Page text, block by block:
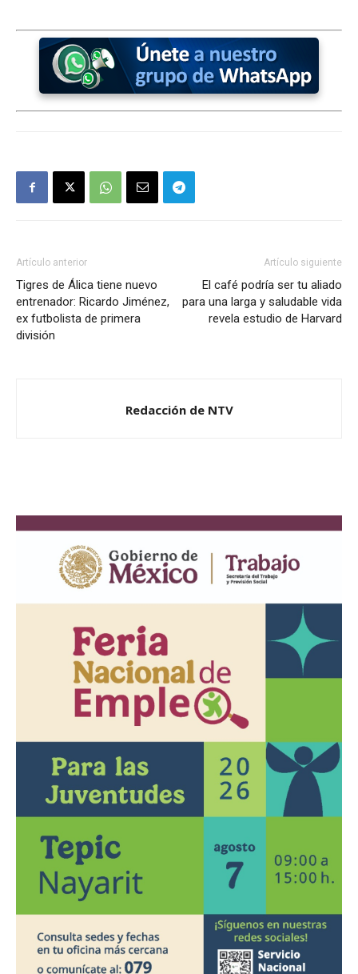
Artículo anterior
Tigres de Álica tiene nuevo
entrenador: Ricardo Jiménez,
ex futbolista de primera
división
Artículo siguiente
El café podría ser tu aliado
para una larga y saludable vida
revela estudio de Harvard
Redacción de NTV